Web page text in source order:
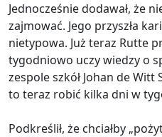
Jednocześnie dodawał, że
zajmować. Jego przyszła
nietypowa. Już teraz Rutte
tygodniowo uczy wiedzy o
zespole szkół Johan de
to teraz robić kilka dni w
Podkreślił, że chciałby